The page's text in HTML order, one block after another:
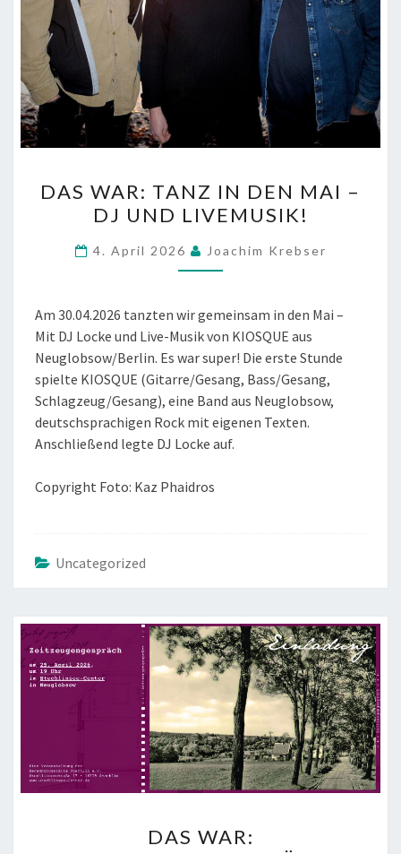
WAR:
TANZ
DEN
DJ
UND
LIVEMUSIK!
DAS WAR: TANZ IN DEN MAI –
DJ UND LIVEMUSIK!
4. April 2026 Joachim Krebser
Am 30.04.2026 tanzten wir gemeinsam in den Mai –
Mit DJ Locke und Live-Musik von KIOSQUE aus
Neuglobsow/Berlin. Es war super! Die erste Stunde
spielte KIOSQUE (Gitarre/Gesang, Bass/Gesang,
Schlagzeug/Gesang), eine Band aus Neuglobsow,
deutschsprachigen Rock mit eigenen Texten.
Anschließend legte DJ Locke auf.
Copyright Foto: Kaz Phaidros
Uncategorized
WAR:
DAS WAR: